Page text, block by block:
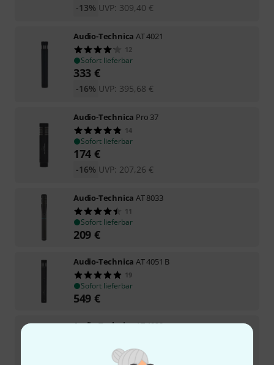
UVP: 309,40 €
-13%
Audio-Technica AT 4021
12
Sofort lieferbar
333 €
UVP: 395,68 €
-16%
Audio-Technica Pro 37
14
Sofort lieferbar
174 €
UVP: 207,26 €
-16%
Audio-Technica AT 8033
11
Sofort lieferbar
209 €
Audio-Technica AT 4051 B
19
Sofort lieferbar
549 €
Audio-TechnicaAT 4022
In 5–7 Wochen lieferbar